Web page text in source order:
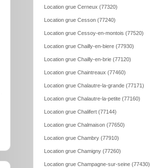
Location grue Cerneux (77320)
Location grue Cesson (77240)
Location grue Cessoy-en-montois (77520)
Location grue Chailly-en-biere (77930)
Location grue Chailly-en-brie (77120)
Location grue Chaintreaux (77460)
Location grue Chalautre-la-grande (77171)
Location grue Chalautre-la-petite (77160)
Location grue Chalifert (77144)
Location grue Chalmaison (77650)
Location grue Chambry (77910)
Location grue Chamigny (77260)
Location grue Champagne-sur-seine (77430)